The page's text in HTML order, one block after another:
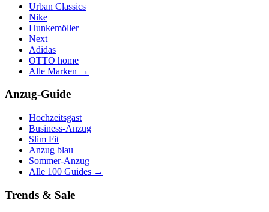
Urban Classics
Nike
Hunkemöller
Next
Adidas
OTTO home
Alle Marken →
Anzug-Guide
Hochzeitsgast
Business-Anzug
Slim Fit
Anzug blau
Sommer-Anzug
Alle 100 Guides →
Trends & Sale